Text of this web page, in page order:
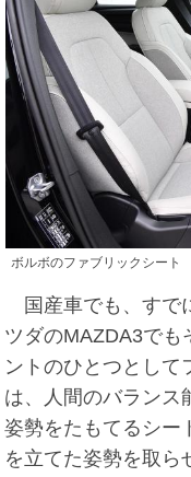
ボルボのファブリックシート
国産車でも、すで
ツダのMAZDA3でも
ントのひとつとして
は、人間のバランス
姿勢をたもてるシー
を立てた姿勢を取ら